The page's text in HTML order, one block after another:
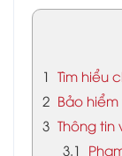
1 Tìm hiểu
2 Bảo hiểm
3 Thông tin
3.1